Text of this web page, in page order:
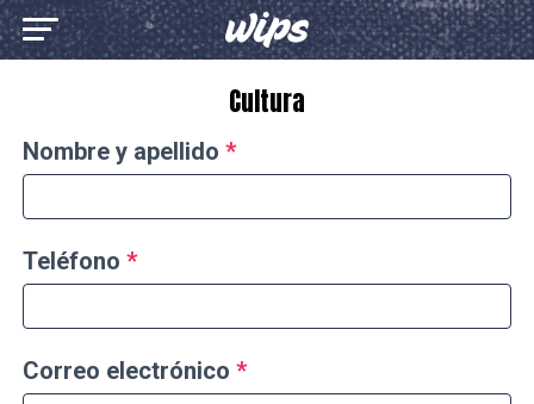
Cultura
Crear
cultura
Nombre y apellido *
Teléfono *
Correo electrónico *